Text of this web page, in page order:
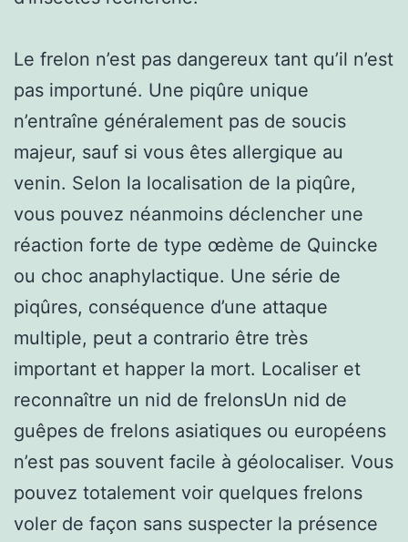
Le frelon n’est pas dangereux tant qu’il n’est
pas importuné. Une piqûre unique
n’entraîne généralement pas de soucis
majeur, sauf si vous êtes allergique au
venin. Selon la localisation de la piqûre,
vous pouvez néanmoins déclencher une
réaction forte de type œdème de Quincke
ou choc anaphylactique. Une série de
piqûres, conséquence d’une attaque
multiple, peut a contrario être très
important et happer la mort. Localiser et
reconnaître un nid de frelonsUn nid de
guêpes de frelons asiatiques ou européens
n’est pas souvent facile à géolocaliser. Vous
pouvez totalement voir quelques frelons
voler de façon sans suspecter la présence